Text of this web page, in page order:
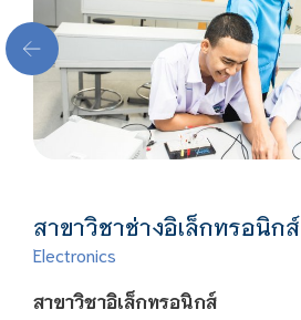
สาขาวิชาช่างอิเล็กทรอนิกส์
Electronics
สาขาวิชาอิเล็กทรอนิกส์